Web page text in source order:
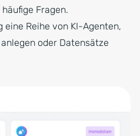
Fragen.
Reihe von KI-Agenten,
oder Datensätze